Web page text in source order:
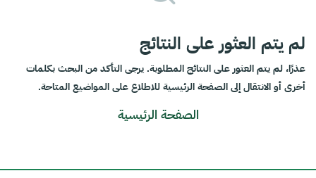
لم يتم العثور على النتائج
عذرًا، لم يتم العثور على النتائج المطلوبة. يرجى التأكد من البحث بكلمات
أخرى أو الانتقال إلى الصفحة الرئيسية للاطلاع على المواضيع المتاحة.
الصفحة الرئيسية